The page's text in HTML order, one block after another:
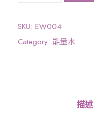
能
量
SKU: EW004
Category: 能量水
描述